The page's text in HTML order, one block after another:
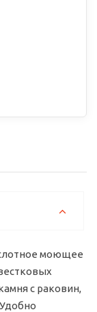
моющее
с раковин,